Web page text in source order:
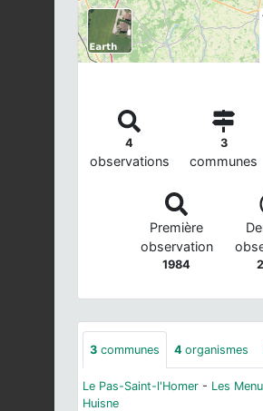
4
observations
3
communes
Première
observation
1984
3 communes 4 organismes
Le Pas-Saint-l'Homer - Les
Huisne